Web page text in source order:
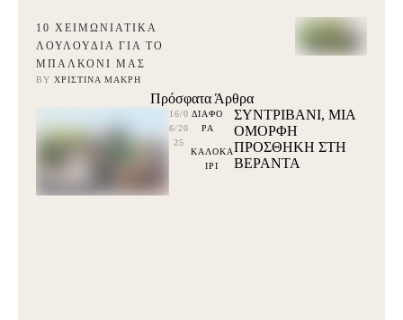
10 ΧΕΙΜΩΝΙΆΤΙΚΑ
ΛΟΥΛΟΎΔΙΑ ΓΙΑ ΤΟ
ΜΠΑΛΚΌΝΙ ΜΑΣ
BY ΧΡΙΣΤΊΝΑ ΜΑΚΡΉ
Πρόσφατα Άρθρα
16/0
6/20
25
ΔΙΑΦΟ
ΡΑ
ΚΑΛΟΚΑ
ΙΡΙ
ΣΥΝΤΡΙΒΑΝΙ, ΜΙΑ
ΟΜΟΡΦΗ
ΠΡΟΣΘΗΚΗ ΣΤΗ
ΒΕΡΑΝΤΑ